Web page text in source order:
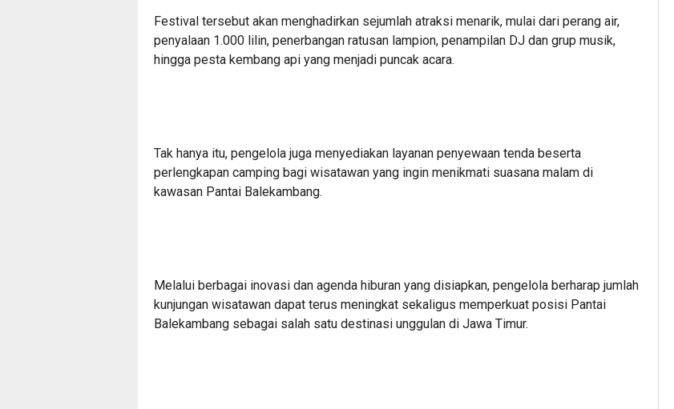
Festival tersebut akan menghadirkan sejumlah atraksi menarik, mulai dari perang air,
penyalaan 1.000 lilin, penerbangan ratusan lampion, penampilan DJ dan grup musik,
hingga pesta kembang api yang menjadi puncak acara.
Tak hanya itu, pengelola juga menyediakan layanan penyewaan tenda beserta
perlengkapan camping bagi wisatawan yang ingin menikmati suasana malam di
kawasan Pantai Balekambang.
Melalui berbagai inovasi dan agenda hiburan yang disiapkan, pengelola berharap jumlah
kunjungan wisatawan dapat terus meningkat sekaligus memperkuat posisi Pantai
Balekambang sebagai salah satu destinasi unggulan di Jawa Timur.